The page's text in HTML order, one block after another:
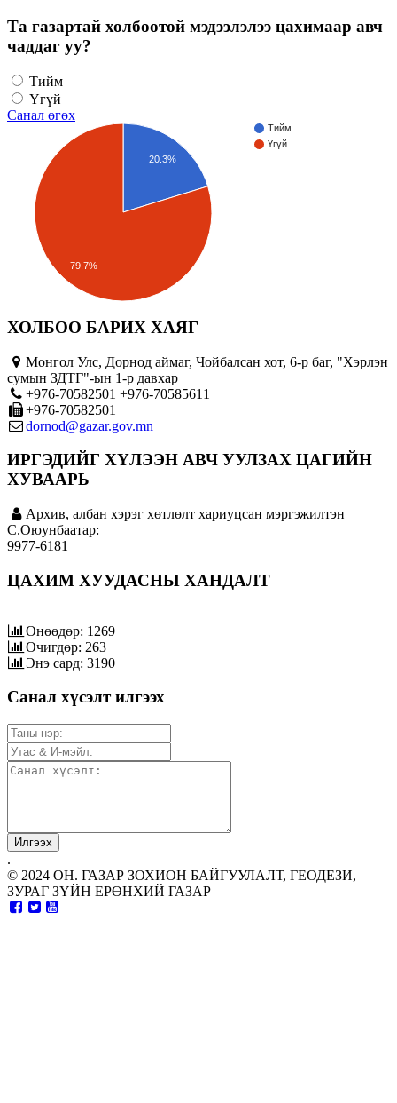
Та газартай холбоотой мэдээлэлээ цахимаар авч
чаддаг уу?
Тийм
Үгүй
Санал өгөх
Тийм
Үгүй
20.3%
79.7%
ХОЛБОО БАРИХ ХАЯГ
Монгол Улс, Дорнод аймаг, Чойбалсан хот, 6-р баг, "Хэрлэн
сумын ЗДТГ"-ын 1-р давхар
+976-70582501 +976-70585611
+976-70582501
dornod@gazar.gov.mn
ИРГЭДИЙГ ХҮЛЭЭН АВЧ УУЛЗАХ ЦАГИЙН
ХУВААРЬ
Архив, албан хэрэг хөтлөлт хариуцсан мэргэжилтэн
C.Оюунбаатар:
9977-6181
ЦАХИМ ХУУДАСНЫ ХАНДАЛТ
Өнөөдөр: 1269
Өчигдөр: 263
Энэ сард: 3190
Санал хүсэлт илгээх
.
© 2024 ОН. ГАЗАР ЗОХИОН БАЙГУУЛАЛТ, ГЕОДЕЗИ,
ЗУРАГ ЗҮЙН ЕРӨНХИЙ ГАЗАР